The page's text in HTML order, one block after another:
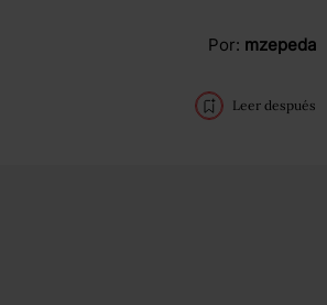
Por: mzepeda
Leer después